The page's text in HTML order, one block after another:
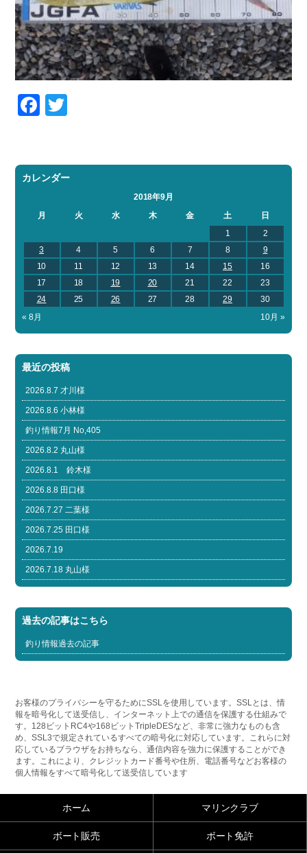
Facebook
カレンダー
2018年9月
月
火 水 木 金 土
日
1
2
3
4 5 6 7 8
9
10
11 12 13 14 15
16
17
18 19 20 21 22
23
24
25 26 27 28 29
30
« 8月
10月 »
最近の投稿
2026.8.7 才川様
2026.8.6 小林様
釣り情報7月 No,405
2026.8.2 丸山様
2026.8.1 鈴木様
2026.8.8 田口様
2026.7.27 二葉様
2026.7.25 田口様
2026.7.19
2026.7.18 丸山様
過去の記事はこちら
釣り情報過去の記事
お客様のプライバシーを守るためにSSLを使用しています。SSLとは、情
報を暗号化して送受信し、インターネット上での通信を保護する仕組みで
す。128ビットRC4や168ビットTripleDESなど、非常に強力なものも含
め、SSL3で規定されているすべての暗号化に対応しています。これらに対
応しているブラウザをお持ちなら、通信内容を強力に保護することができ
ます。これにより、クレジットカード番号や住所、電話番号などお客様の
個人情報をすべて暗号化して送受信しています
ホーム マリンクラブ
ボート販売 ボート免許